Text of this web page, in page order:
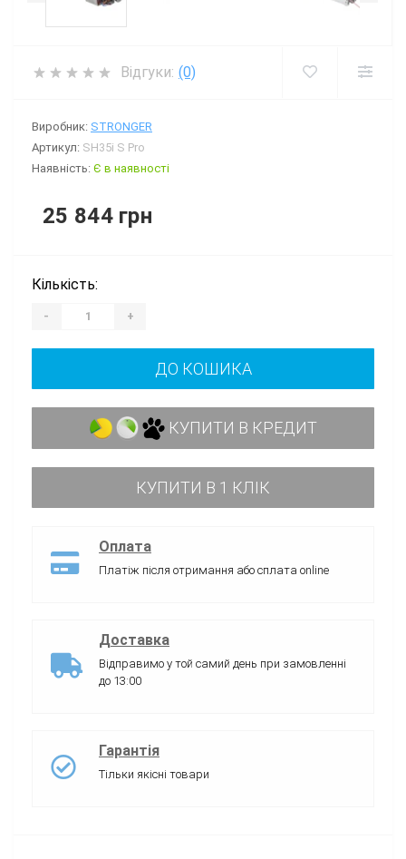
Відгуки: (0)
Виробник: STRONGER
Артикул: SH35i S Pro
Наявність: Є в наявності
25 844 грн
Кількість:
- +
ДО КОШИКА
КУПИТИ В КРЕДИТ
КУПИТИ В 1 КЛІК
Оплата
Платіж після отримання або сплата online
Доставка
Відправимо у той самий день при замовленні
до 13:00
Гарантія
Тільки якісні товари